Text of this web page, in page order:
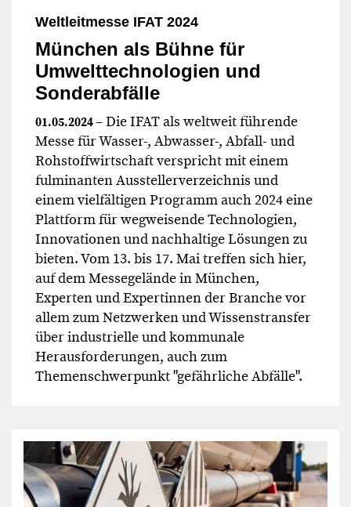
Weltleitmesse IFAT 2024
München als Bühne für
Umwelttechnologien und
Sonderabfälle
01.05.2024– Die IFAT als weltweit führende
Messe für Wasser-, Abwasser-, Abfall- und
Rohstoffwirtschaft verspricht mit einem
fulminanten Ausstellerverzeichnis und
einem vielfältigen Programm auch 2024 eine
Plattform für wegweisende Technologien,
Innovationen und nachhaltige Lösungen zu
bieten. Vom 13. bis 17. Mai treffen sich hier,
auf dem Messegelände in München,
Experten und Expertinnen der Branche vor
allem zum Netzwerken und Wissenstransfer
über industrielle und kommunale
Herausforderungen, auch zum
Themenschwerpunkt "gefährliche Abfälle".